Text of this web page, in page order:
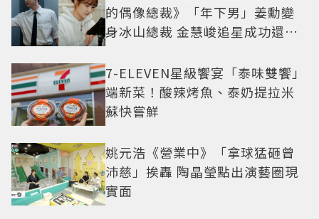
的偶像總裁》「年下男」姜勳變
身冰山總裁 金慧峻追星成功還偶
7-ELEVEN星級饗宴「泰味雙饗」
端新菜！酸辣烤魚、泰奶提拉米
蘇快嘗鮮
姚元浩《營業中》「拿球猛砸曾
沛慈」挨轟 陶晶瑩點出演藝圈現
實面